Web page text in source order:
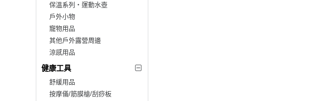
保溫系列‧運動水壺
戶外小物
寵物用品
其他戶外露營周邊
涼感用品
健康工具
舒緩用品
按摩儀/筋膜槍/刮痧板